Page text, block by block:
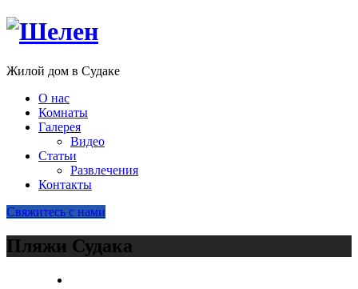
Жилой дом в Судаке
О нас
Комнаты
Галерея
Видео
Статьи
Развлечения
Контакты
Свяжитесь с нами
Пляжи Судака